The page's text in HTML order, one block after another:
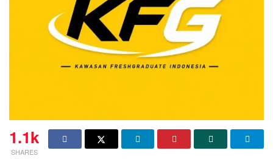
1.1k
SHARES